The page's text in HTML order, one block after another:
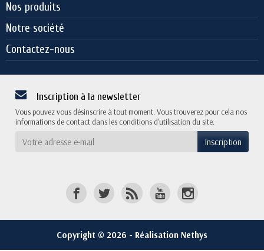
Nos produits
Notre société
Contactez-nous
Inscription à la newsletter
Vous pouvez vous désinscrire à tout moment. Vous trouverez pour cela nos
informations de contact dans les conditions d'utilisation du site.
Copyright © 2026 - Réalisation Nethys